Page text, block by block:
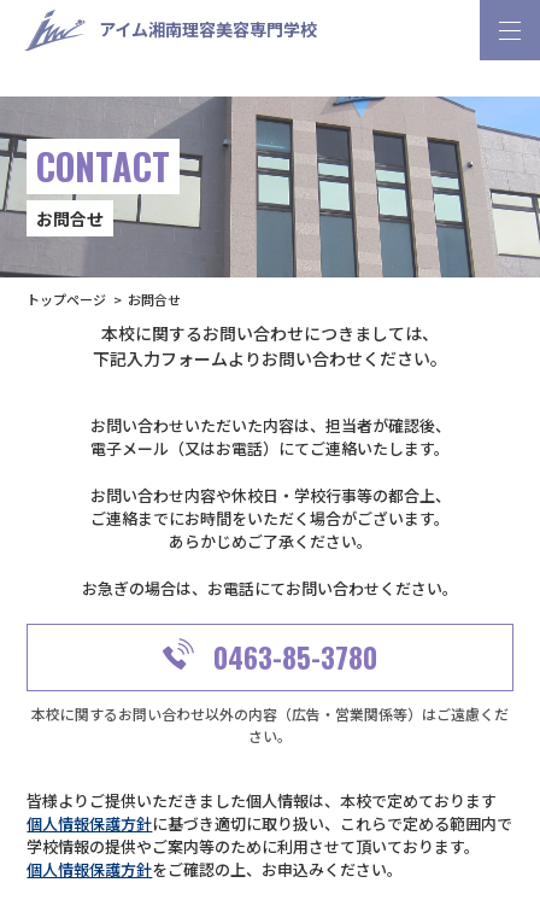
アイム湘南理容美容専門学校
CONTACT
お問合せ
トップページ お問合せ
本校に関するお問い合わせにつきましては、
下記入力フォームよりお問い合わせください。
お問い合わせいただいた内容は、担当者が確認後、
電子メール（又はお電話）にてご連絡いたします。
お問い合わせ内容や休校日・学校行事等の都合上、
ご連絡までにお時間をいただく場合がございます。
あらかじめご了承ください。
お急ぎの場合は、お電話にてお問い合わせください。
0463-85-3780
本校に関するお問い合わせ以外の内容（広告・営業関係等）はご遠慮くだ
さい。
皆様よりご提供いただきました個人情報は、本校で定めております
個人情報保護方針に基づき適切に取り扱い、これらで定める範囲内で
学校情報の提供やご案内等のために利用させて頂いております。
個人情報保護方針をご確認の上、お申込みください。